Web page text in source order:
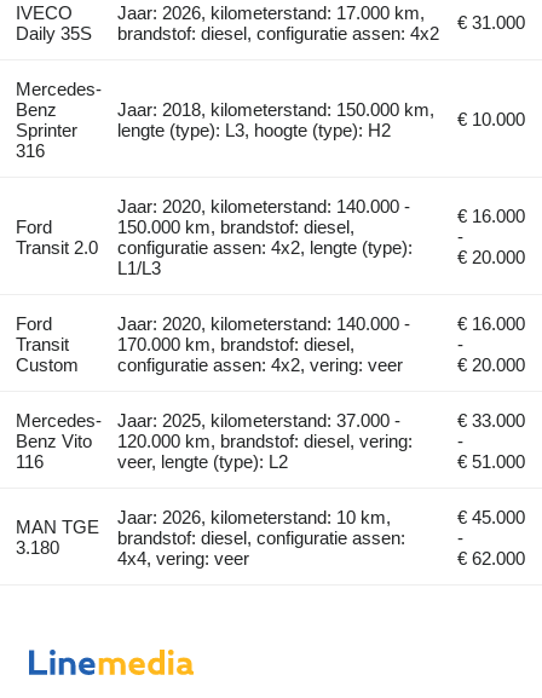
IVECO
Daily 35S
Jaar: 2026, kilometerstand: 17.000 km,
brandstof: diesel, configuratie assen: 4x2
€ 31.000
Mercedes-
Benz
Sprinter
316
Jaar: 2018, kilometerstand: 150.000 km,
lengte (type): L3, hoogte (type): H2
€ 10.000
Ford
Transit 2.0
Jaar: 2020, kilometerstand: 140.000 -
150.000 km, brandstof: diesel,
configuratie assen: 4x2, lengte (type):
L1/L3
€ 16.000
-
€ 20.000
Ford
Transit
Custom
Jaar: 2020, kilometerstand: 140.000 -
170.000 km, brandstof: diesel,
configuratie assen: 4x2, vering: veer
€ 16.000
-
€ 20.000
Mercedes-
Benz Vito
116
Jaar: 2025, kilometerstand: 37.000 -
120.000 km, brandstof: diesel, vering:
veer, lengte (type): L2
€ 33.000
-
€ 51.000
MAN TGE
3.180
Jaar: 2026, kilometerstand: 10 km,
brandstof: diesel, configuratie assen:
4x4, vering: veer
€ 45.000
-
€ 62.000